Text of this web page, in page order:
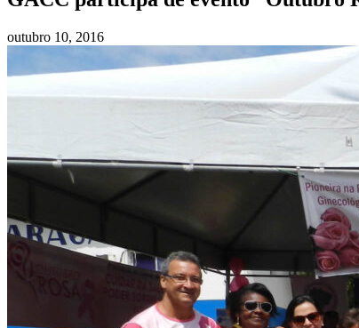
outubro 10, 2016